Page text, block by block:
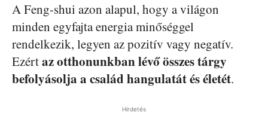
A Feng-shui azon alapul, hogy a világon
minden egyfajta energia minőséggel
rendelkezik, legyen az pozitív vagy negatív.
Ezértaz otthonunkban lévő összes tárgy
befolyásolja a család hangulatát és életét.
Hirdetés